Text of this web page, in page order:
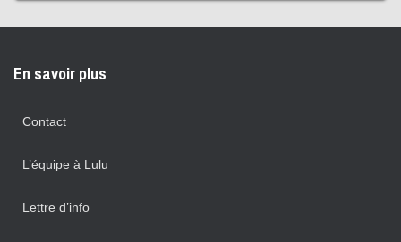
En savoir plus
Contact
L’équipe à Lulu
Lettre d’info